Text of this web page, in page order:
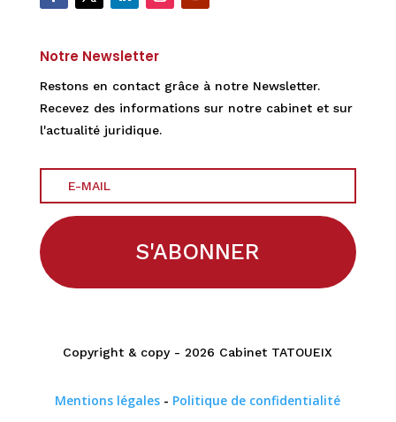
Notre Newsletter
Restons en contact grâce à notre Newsletter.
Recevez des informations sur notre cabinet et sur
l'actualité juridique.
S'ABONNER
Copyright & copy - 2026 Cabinet TATOUEIX
Mentions légales - Politique de confidentialité